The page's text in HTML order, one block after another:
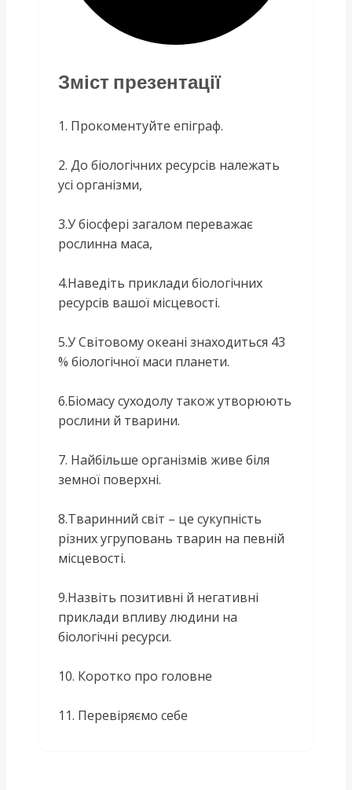
Зміст презентації
1. Прокоментуйте епіграф.
2. До біологічних ресурсів належать
усі організми,
3.У біосфері загалом переважає
рослинна маса,
4.Наведіть приклади біологічних
ресурсів вашої місцевості.
5.У Світовому океані знаходиться 43
% біологічної маси планети.
6.Біомасу суходолу також утворюють
рослини й тварини.
7. Найбільше організмів живе біля
земної поверхні.
8.Тваринний світ – це сукупність
різних угруповань тварин на певній
місцевості.
9.Назвіть позитивні й негативні
приклади впливу людини на
біологічні ресурси.
10. Коротко про головне
11. Перевіряємо себе